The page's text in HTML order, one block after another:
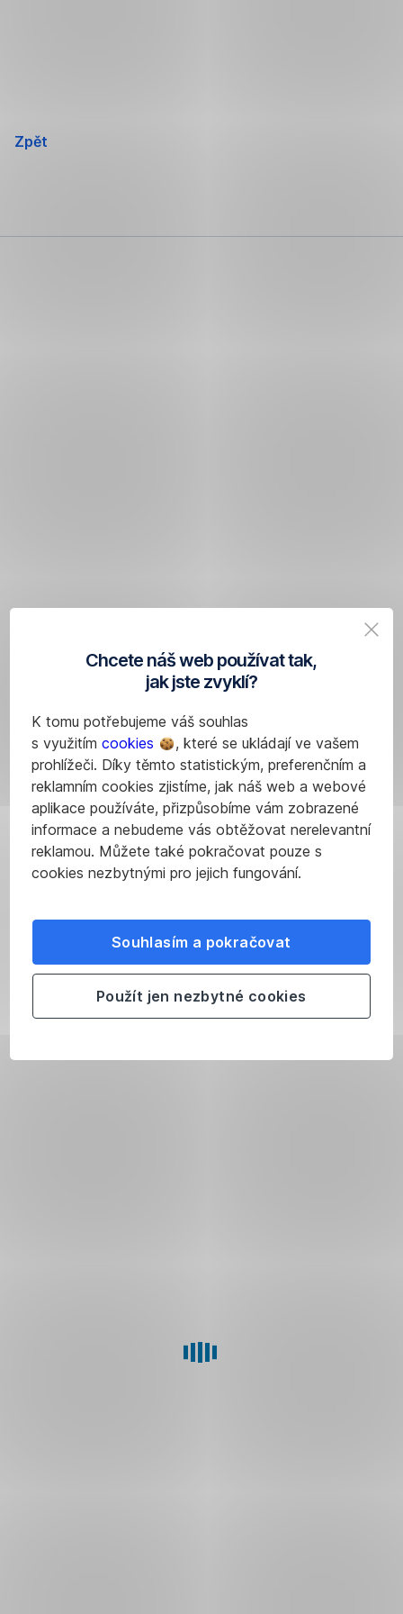
Chcete náš web používat tak,
jak jste zvyklí?
K tomu potřebujeme váš souhlas
s využitím cookies
, které se ukládají ve vašem
prohlížeči. Díky těmto statistickým, preferenčním a
reklamním cookies zjistíme, jak náš web a webové
aplikace používáte, přizpůsobíme vám zobrazené
informace a nebudeme vás obtěžovat nerelevantní
reklamou. Můžete také pokračovat pouze s
cookies nezbytnými pro jejich fungování.
Souhlasím a pokračovat
Použít jen nezbytné cookies
Zpět